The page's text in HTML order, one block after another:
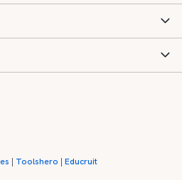
| Toolshero |Educruit